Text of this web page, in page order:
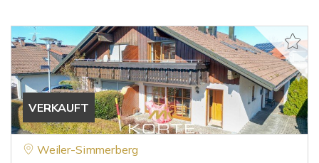
VERKAUFT
Weiler-Simmerberg